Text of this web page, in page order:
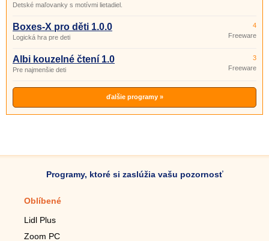
Detské maľovanky s motívmi lietadiel.
Boxes-X pro děti 1.0.0
Logická hra pre deti
4
Freeware
Albi kouzelné čtení 1.0
Pre najmenšie deti
3
Freeware
ďalšie programy »
Programy, ktoré si zaslúžia vašu pozornosť
Oblíbené
Lidl Plus
Zoom PC